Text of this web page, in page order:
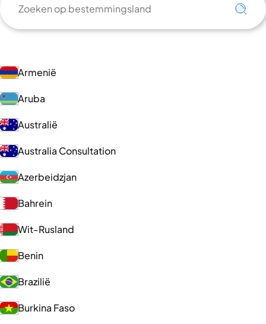
Armenië
Aruba
Australië
Australia Consultation
Azerbeidzjan
Bahrein
Wit-Rusland
Benin
Brazilië
Burkina Faso